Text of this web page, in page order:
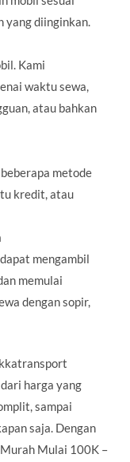
yang diinginkan.
Kami
waktu sewa,
atau bahkan
metode
kredit, atau
mengambil
memulai
dengan sopir,
harga yang
sampai
saja. Dengan
Mulai 100K –